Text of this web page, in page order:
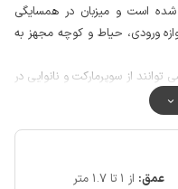
است و میزبان در همسایگی
ورودی، حیاط و کوچه مجهز به
توانند از سوپرمارکت و نانوایی در
ایرانسل و همراه اول در مکالمه
عمق: از 1 تا 1.7 متر